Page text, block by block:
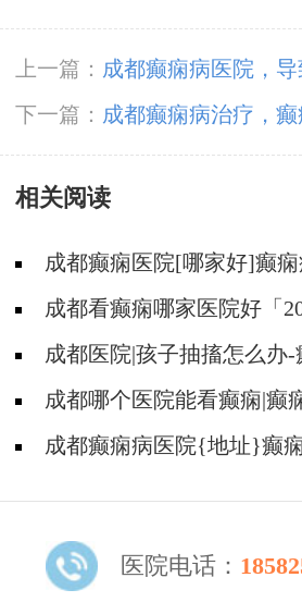
上一篇： 成都癫痫病医院，
因有哪些?
下一篇： 成都癫痫病治疗，
确方法?
相关阅读
成都癫痫医院[哪家好]癫
哪些护理问题?
成都看癫痫哪家医院好「
些常见的食物能帮助癫痫治
成都医院|孩子抽搐怎么办
护理措施有哪些?
成都哪个医院能看癫痫|癫
成都癫痫病医院{地址}癫
医院电话：